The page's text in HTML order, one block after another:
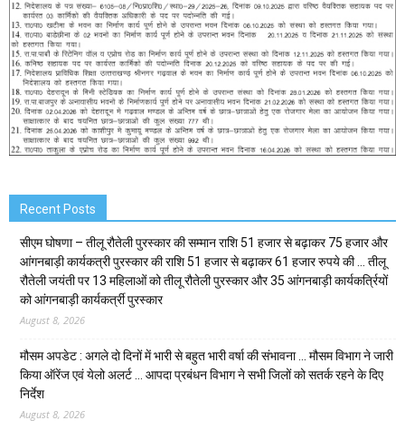
Recent Posts
सीएम घोषणा – तीलू रौतेली पुरस्कार की सम्मान राशि 51 हजार से बढ़ाकर 75 हजार और
आंगनबाड़ी कार्यकत्री पुरस्कार की राशि 51 हजार से बढ़ाकर 61 हजार रुपये की … तीलू
रौतेली जयंती पर 13 महिलाओं को तीलू रौतेली पुरस्कार और 35 आंगनबाड़ी कार्यकर्त्रियों
को आंगनबाड़ी कार्यकर्त्री पुरस्कार
August 8, 2026
मौसम अपडेट : अगले दो दिनों में भारी से बहुत भारी वर्षा की संभावना … मौसम विभाग ने जारी
किया ऑरेंज एवं येलो अलर्ट … आपदा प्रबंधन विभाग ने सभी जिलों को सतर्क रहने के दिए
निर्देश
August 8, 2026